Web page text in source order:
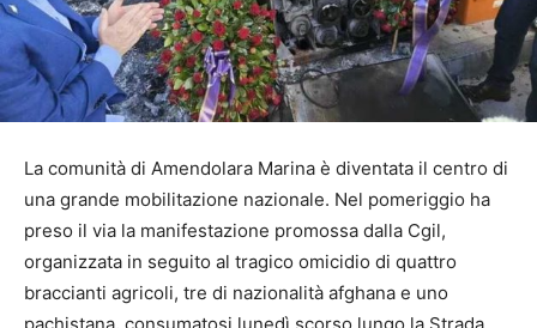
La comunità di Amendolara Marina è diventata il centro di
una grande mobilitazione nazionale. Nel pomeriggio ha
preso il via la manifestazione promossa dalla Cgil,
organizzata in seguito al tragico omicidio di quattro
braccianti agricoli, tre di nazionalità afghana e uno